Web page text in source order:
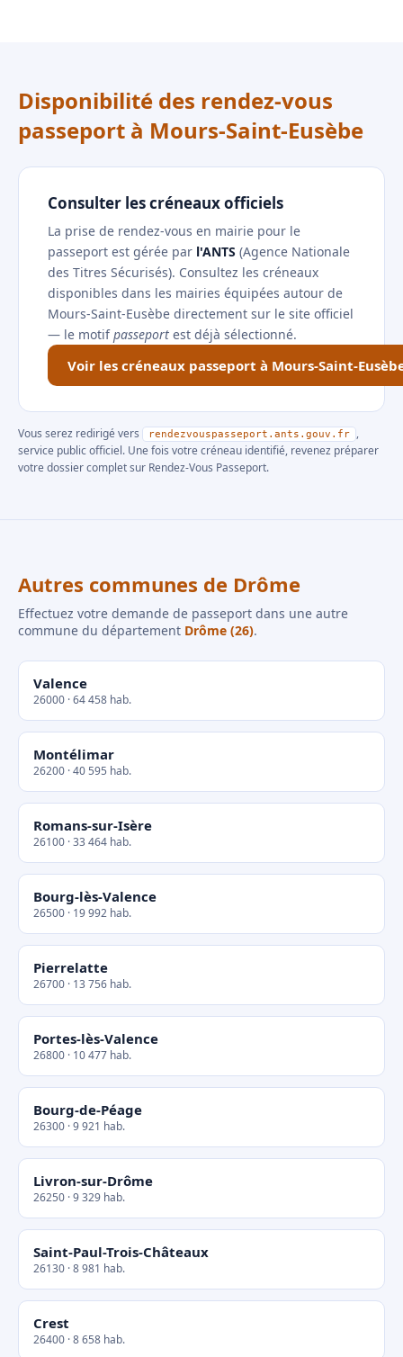
Disponibilité des rendez-vous
passeport à Mours-Saint-Eusèbe
Consulter les créneaux officiels
La prise de rendez-vous en mairie pour le
passeport est gérée par l'ANTS (Agence Nationale
des Titres Sécurisés). Consultez les créneaux
disponibles dans les mairies équipées autour de
Mours-Saint-Eusèbe directement sur le site officiel
— le motifpasseport est déjà sélectionné.
Voir les créneaux passeport à Mours-Saint-
Vous serez redirigé vers rendezvouspasseport.ants.gouv.fr
,
service public officiel. Une fois votre créneau identifié, revenez préparer
votre dossier complet sur Rendez-Vous Passeport.
Autres communes de Drôme
Effectuez votre demande de passeport dans une autre
commune du département Drôme (26).
Valence
26000 · 64 458 hab.
Montélimar
26200 · 40 595 hab.
Romans-sur-Isère
26100 · 33 464 hab.
Bourg-lès-Valence
26500 · 19 992 hab.
Pierrelatte
26700 · 13 756 hab.
Portes-lès-Valence
26800 · 10 477 hab.
Bourg-de-Péage
26300 · 9 921 hab.
Livron-sur-Drôme
26250 · 9 329 hab.
Saint-Paul-Trois-Châteaux
26130 · 8 981 hab.
Crest
26400 · 8 658 hab.